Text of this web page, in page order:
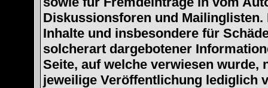
Diskussionsforen und
Inhalte und insbesondere für
solcherart dargebotener
Seite, auf welche verwiesen
jeweilige Veröffentlichung lediglich